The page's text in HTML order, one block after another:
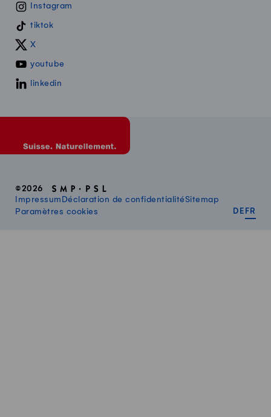
Instagram
tiktok
X
youtube
linkedin
©2026
Impressum Déclaration de confidentialitéSitemap
Paramètres cookies
DE FR